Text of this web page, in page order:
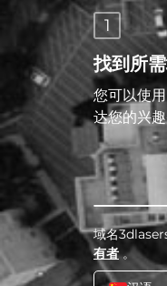
1
找到所
您可以使
达您的兴
域名
有者。